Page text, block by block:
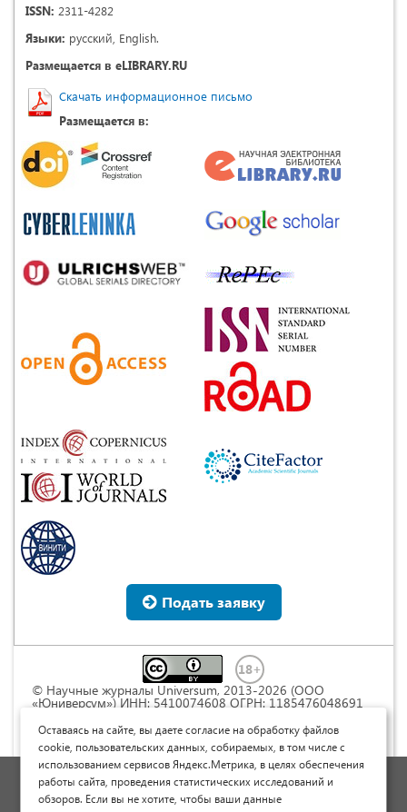
ISSN: 2311-4282
Языки: русский, English.
Размещается в eLIBRARY.RU
Скачать информационное письмо
Размещается в:
Подать заявку
© Научные журналы Universum, 2013-2026 (ООО
«Юниверсум») ИНН: 5410074608 ОГРН: 1185476048691
Commons « Attribution» («Атрибуция») 4.0
Непортированная
Политика обработки персональных данных
Договор оферты
Оставаясь на сайте, вы даете согласие на обработку файлов
cookie, пользовательских данных, собираемых, в том числе с
использованием сервисов Яндекс.Метрика, в целях обеспечения
работы сайта, проведения статистических исследований и
обзоров. Если вы не хотите, чтобы ваши данные